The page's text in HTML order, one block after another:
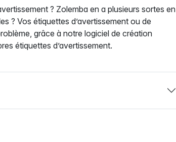
? Zolemba en a plusieurs sortes en
? Vos étiquettes d’avertissement ou de
grâce à notre logiciel de création
étiquettes d’avertissement.